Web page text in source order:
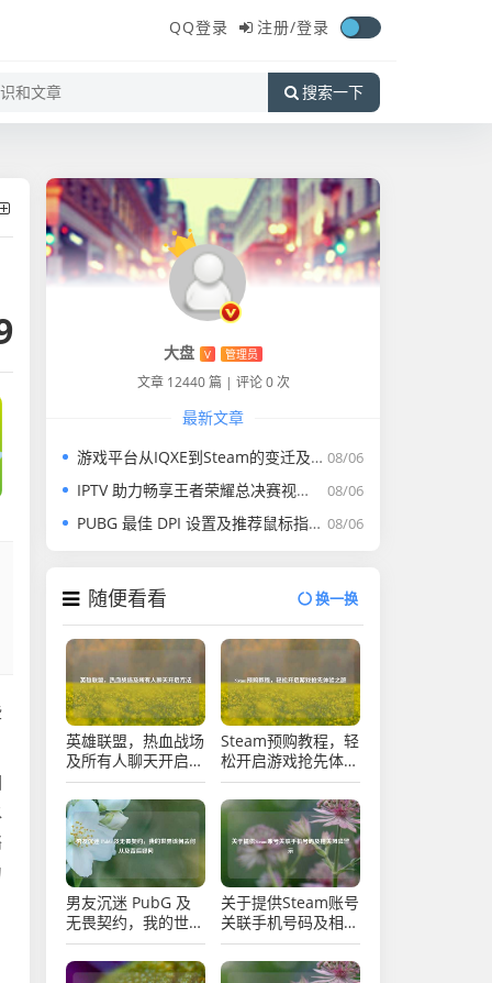
QQ登录 注册/登录
搜索一下
大盘 V 管理员
文章 12440 篇 | 评论 0 次
最新文章
08/06
游戏平台从IQXE到Steam的变迁及体验
08/06
IPTV 助力畅享王者荣耀总决赛视频完整版盛宴
08/06
PUBG 最佳 DPI 设置及推荐鼠标指南
随便看看 换一换
英雄联盟，热血战场
及所有人聊天开启方
法
Steam预购教程，轻
松开启游戏抢先体验
之旅
男友沉迷 PubG 及
无畏契约，我的世界
该何去何从及背后疑
问
关于提供Steam账号
关联手机号码及相关
风险警示